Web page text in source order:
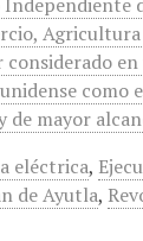
considerado
como
de mayor
eléctrica,
de Ayutla,